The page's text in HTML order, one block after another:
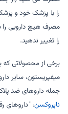
را با پزشک خود و
مصرف هیچ دارویی را
را تغییر ندهید.
برخی از محصولاتی که
میفپریستون، سایر
جمله داروهای ضد
ناپروکسن، "داروهای